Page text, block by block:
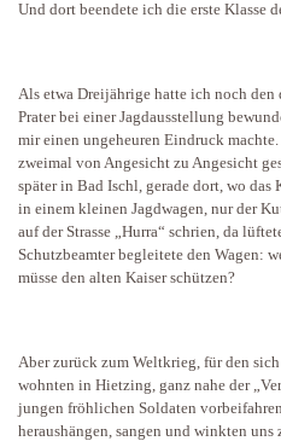
Und dort beendete ich die erste Klasse
Als etwa Dreijährige hatte ich noch
Prater bei einer Jagdausstellung
mir einen ungeheuren Eindruck
zweimal von Angesicht zu Angesicht
später in Bad Ischl, gerade dort, wo
in einem kleinen Jagdwagen, nur der
auf der Strasse „Hurra“ schrien, da
Schutzbeamter begleitete den Wagen:
müsse den alten Kaiser schützen?
Aber zurück zum Weltkrieg, für den
wohnten in Hietzing, ganz nahe der
jungen fröhlichen Soldaten
heraushängen, sangen und winkten uns